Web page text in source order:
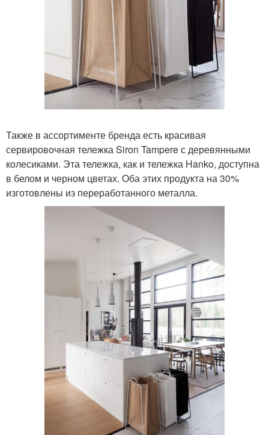
Также в ассортименте бренда есть красивая
сервировочная тележка Siron Tampere с деревянными
колесиками. Эта тележка, как и тележка Hanko, доступна
в белом и черном цветах. Оба этих продукта на 30%
изготовлены из переработанного металла.